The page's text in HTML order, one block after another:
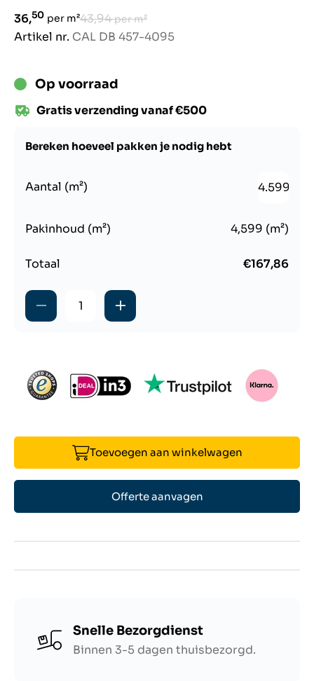
Aanbiedingsprijs
36,50 per m²Normale prijs
43,94 per m²
Artikel nr. CAL DB 457-4095
Op voorraad
Gratis verzending vanaf €500
Bereken hoeveel pakken je nodig hebt
Aantal (m²)
Pakinhoud (m²) 4,599 (m²)
Totaal €167,86
Aantal verlagenAantal verlagen
Toevoegen aan winkelwagen
Offerte aanvagen
Snelle Bezorgdienst
Binnen 3-5 dagen thuisbezorgd.